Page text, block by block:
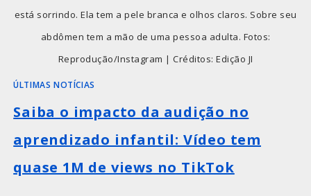
está sorrindo. Ela tem a pele branca e olhos claros. Sobre seu
abdômen tem a mão de uma pessoa adulta. Fotos:
Reprodução/Instagram | Créditos: Edição JI
ÚLTIMAS NOTÍCIAS
Saiba o impacto da audição no
aprendizado infantil: Vídeo tem
quase 1M de views no TikTok